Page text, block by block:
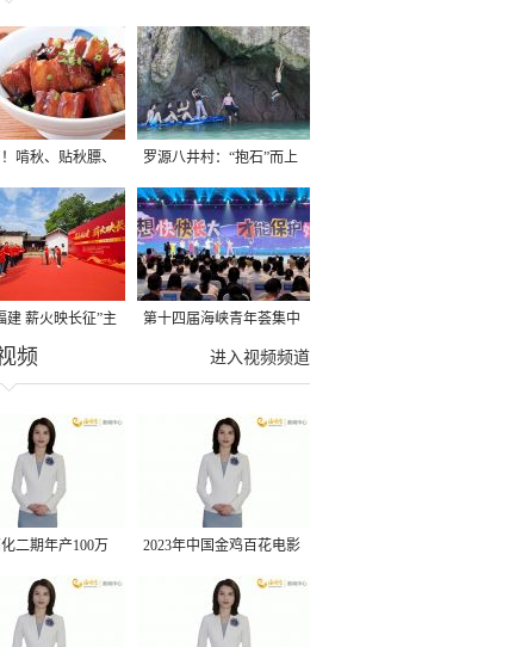
啃秋、贴秋膘、
建人这样过才够
罗源八井村：“抱石”而上
建 薪火映长征”主
龙岩长汀启动
第十四届海峡青年荟集中
阶段活动在福州举行
进入视频频道
频
二期年产100万
脱氢项目建成中交
2023年中国金鸡百花电影
节有福电影巡展31日启动